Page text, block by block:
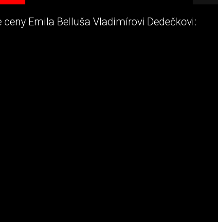
ceny Emila Belluša Vladimírovi Dedečkovi: